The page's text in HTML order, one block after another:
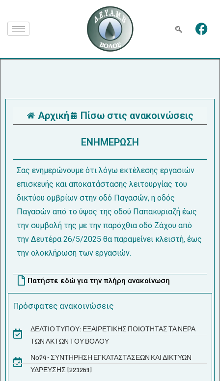
Αρχική Πίσω στις ανακοινώσεις
ΕΝΗΜΕΡΩΣΗ
Σας ενημερώνουμε ότι λόγω εκτέλεσης εργασιών
επισκευής και αποκατάστασης λειτουργίας του
δικτύου ομβρίων στην οδό Παγασών, η οδός
Παγασών από το ύψος της οδού Παπακυριαζή έως
την συμβολή της με την παρόχθια οδό Ζάχου από
την Δευτέρα 26/5/2025 θα παραμείνει κλειστή, έως
την ολοκλήρωση των εργασιών.
Πατήστε εδώ για την πλήρη ανακοίνωση
Πρόσφατες ανακοινώσεις
ΔΕΛΤΙΟ ΤΥΠΟΥ: ΕΞΑΙΡΕΤΙΚΗΣ ΠΟΙΟΤΗΤΑΣ ΤΑ ΝΕΡΑ
ΤΩΝ ΑΚΤΩΝ ΤΟΥ ΒΟΛΟΥ
Νο74 - ΣΥΝΤΗΡΗΣΗ ΕΓΚΑΤΑΣΤΑΣΕΩΝ ΚΑΙ ΔΙΚΤΥΩΝ
ΥΔΡΕΥΣΗΣ (221269)